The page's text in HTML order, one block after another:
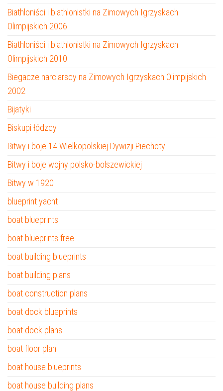
Biathloniści i biathlonistki na Zimowych Igrzyskach
Olimpijskich 2006
Biathloniści i biathlonistki na Zimowych Igrzyskach
Olimpijskich 2010
Biegacze narciarscy na Zimowych Igrzyskach Olimpijskich
2002
Bijatyki
Biskupi łódzcy
Bitwy i boje 14 Wielkopolskiej Dywizji Piechoty
Bitwy i boje wojny polsko-bolszewickiej
Bitwy w 1920
blueprint yacht
boat blueprints
boat blueprints free
boat building blueprints
boat building plans
boat construction plans
boat dock blueprints
boat dock plans
boat floor plan
boat house blueprints
boat house building plans